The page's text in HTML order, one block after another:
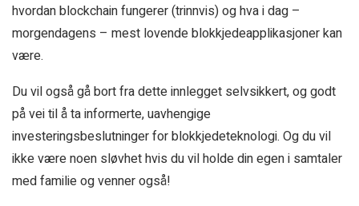
hvordan blockchain fungerer (trinnvis) og hva i dag –
morgendagens – mest lovende blokkjedeapplikasjoner kan
være.
Du vil også gå bort fra dette innlegget selvsikkert, og godt
på vei til å ta informerte, uavhengige
investeringsbeslutninger for blokkjedeteknologi. Og du vil
ikke være noen sløvhet hvis du vil holde din egen i samtaler
med familie og venner også!